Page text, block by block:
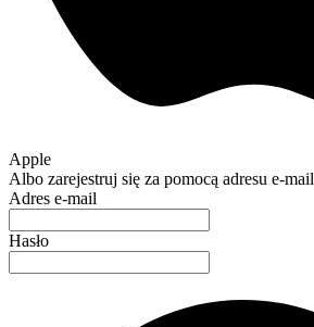
Apple
Albo zarejestruj się za pomocą adresu e-mail
Adres e-mail
Hasło